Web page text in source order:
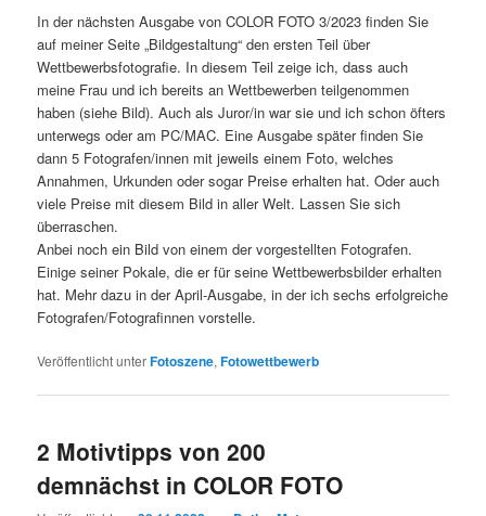
In der nächsten Ausgabe von COLOR FOTO 3/2023 finden Sie
auf meiner Seite „Bildgestaltung“ den ersten Teil über
Wettbewerbsfotografie. In diesem Teil zeige ich, dass auch
meine Frau und ich bereits an Wettbewerben teilgenommen
haben (siehe Bild). Auch als Juror/in war sie und ich schon öfters
unterwegs oder am PC/MAC. Eine Ausgabe später finden Sie
dann 5 Fotografen/innen mit jeweils einem Foto, welches
Annahmen, Urkunden oder sogar Preise erhalten hat. Oder auch
viele Preise mit diesem Bild in aller Welt. Lassen Sie sich
überraschen.
Anbei noch ein Bild von einem der vorgestellten Fotografen.
Einige seiner Pokale, die er für seine Wettbewerbsbilder erhalten
hat. Mehr dazu in der April-Ausgabe, in der ich sechs erfolgreiche
Fotografen/Fotografinnen vorstelle.
Veröffentlicht unterFotoszene,Fotowettbewerb
2 Motivtipps von 200
demnächst in COLOR FOTO